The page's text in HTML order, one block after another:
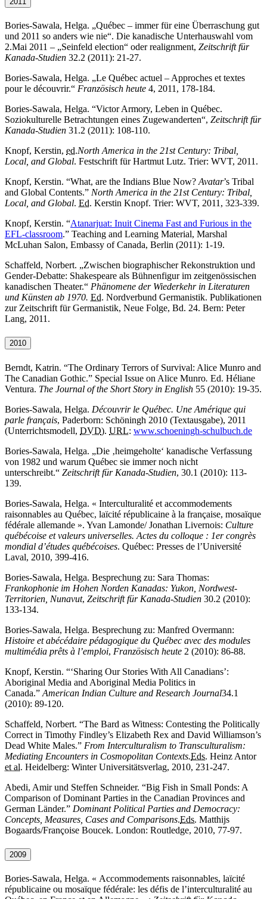
Bories-Sawala, Helga. „Québec – immer für eine Überraschung gut
und 2011 so anders wie nie“. Die kanadische Unterhauswahl vom
2.Mai 2011 – „Seinfeld election“ oderrealignment, Zeitschrift für
Kanada-Studien 32.2 (2011): 21-27.
Bories-Sawala, Helga. „Le Québec actuel – Approches et textes
pour le découvrir.“ Französisch heute 4, 2011, 178-184.
Bories-Sawala, Helga. “Victor Armory, Leben in Québec.
Soziokulturelle Betrachtungen eines Zugewanderten“, Zeitschrift für
Kanada-Studien 31.2 (2011): 108-110.
Knopf, Kerstin, ed.North America in the 21st Century: Tribal,
Local, and Global. Festschrift für Hartmut Lutz. Trier: WVT, 2011.
Knopf, Kerstin. “What, are the Indians Blue Now? Avatar’s Tribal
and Global Contents.” North America in the 21st Century: Tribal,
Local, and Global. Ed. Kerstin Knopf. Trier: WVT, 2011, 323-339.
Knopf, Kerstin. “Atanarjuat: Inuit Cinema Fast and Furious in the
EFL-classroom.” Teaching and Learning Material, Marshal
McLuhan Salon, Embassy of Canada, Berlin (2011): 1-19.
Schaffeld, Norbert. „Zwischen biographischer Rekonstruktion und
Gender-Debatte: Shakespeare als Bühnenfigur im zeitgenössischen
kanadischen Theater.“ Phänomene der Wiederkehr in Literaturen
und Künsten ab 1970. Ed. Nordverbund Germanistik. Publikationen
zur Zeitschrift für Germanistik, Neue Folge, Bd. 24. Bern: Peter
Lang, 2011.
2010
Berndt, Katrin. “The Ordinary Terrors of Survival: Alice Munro and
The Canadian Gothic.” Special Issue on Alice Munro. Ed. Héliane
Ventura. The Journal of the Short Story in English 55 (2010): 19-35.
Bories-Sawala, Helga. Découvrir le Québec. Une Amérique qui
parle français, Paderborn: Schöningh 2010 (Textausgabe), 2011
(Unterrichtsmodell, DVD). URL: www.schoeningh-schulbuch.de
Bories-Sawala, Helga. „Die ‚heimgeholte‘ kanadische Verfassung
von 1982 und warum Québec sie immer noch nicht
unterschreibt.“ Zeitschrift für Kanada-Studien, 30.1 (2010): 113-
139.
Bories-Sawala, Helga. « Interculturalité et accommodements
raisonnables au Québec, laïcité républicaine à la française, mosaïque
fédérale allemande ». Yvan Lamonde/ Jonathan Livernois: Culture
québécoise et valeurs universelles. Actes du colloque : 1er congrès
mondial d’études québécoises. Québec: Presses de l’Université
Laval, 2010, 399-416.
Bories-Sawala, Helga. Besprechung zu: Sara Thomas:
Frankophonie im Hohen Norden Kanadas: Yukon, Nordwest-
Territorien, Nunavut, Zeitschrift für Kanada-Studien 30.2 (2010):
133-134.
Bories-Sawala, Helga. Besprechung zu: Manfred Overmann:
Histoire et abécédaire pédagogique du Québec avec des modules
multimédia prêts à l’emploi, Französisch heute 2 (2010): 86-88.
Knopf, Kerstin. “‘Sharing Our Stories With All Canadians’:
Aboriginal Media and Aboriginal Media Politics in
Canada.” American Indian Culture and Research Journal34.1
(2010): 89-120.
Schaffeld, Norbert. “The Bard as Witness: Contesting the Politically
Correct in Timothy Findley’s Elizabeth Rex and David Williamson’s
Dead White Males.” From Interculturalism to Transculturalism:
Mediating Encounters in Cosmopolitan Contexts.Eds. Heinz Antor
et al. Heidelberg: Winter Universitätsverlag, 2010, 231-247.
Abedi, Amir und Steffen Schneider. “Big Fish in Small Ponds: A
Comparison of Dominant Parties in the Canadian Provinces and
German Länder.” Dominant Political Parties and Democracy:
Concepts, Measures, Cases and Comparisons.Eds. Matthijs
Bogaards/Françoise Boucek. London: Routledge, 2010, 77-97.
2009
Bories-Sawala, Helga. « Accommodements raisonnables, laïcité
républicaine ou mosaïque fédérale: les défis de l’interculturalité au